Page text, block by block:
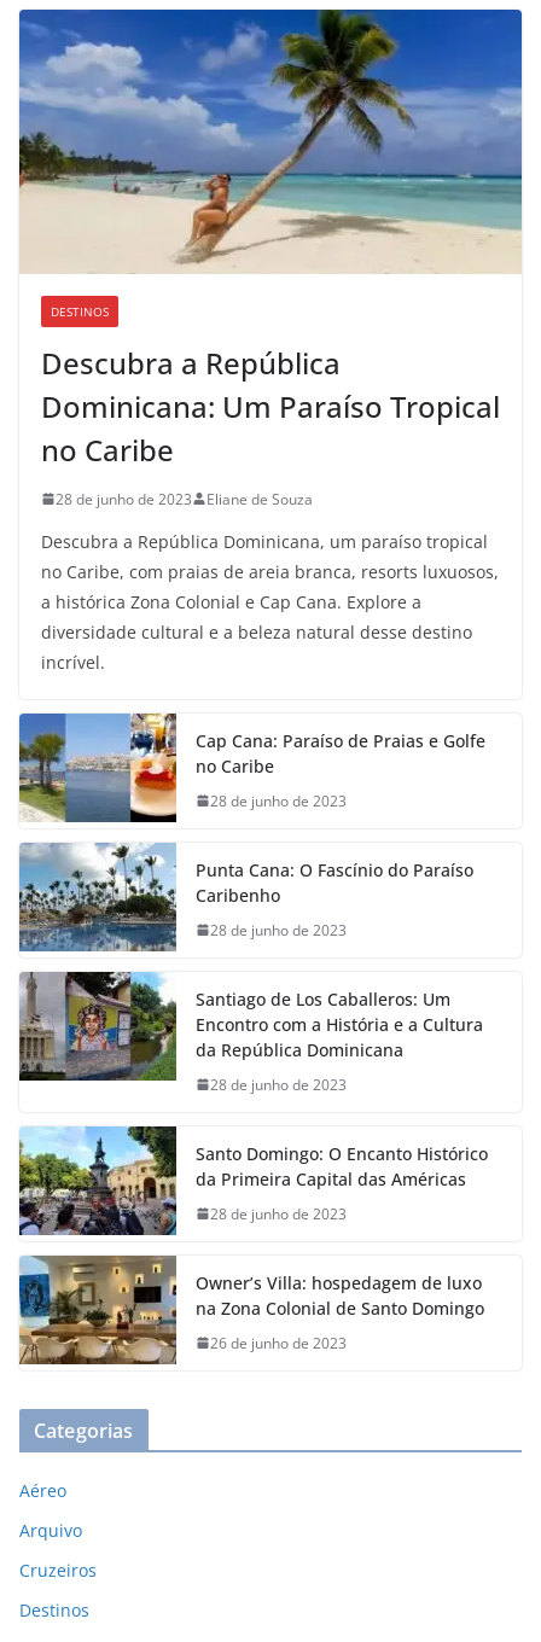
DESTINOS
Descubra a República
Dominicana: Um Paraíso Tropical
no Caribe
28 de junho de 2023 Eliane de Souza
Descubra a República Dominicana, um paraíso tropical
no Caribe, com praias de areia branca, resorts luxuosos,
a histórica Zona Colonial e Cap Cana. Explore a
diversidade cultural e a beleza natural desse destino
incrível.
Cap Cana: Paraíso de Praias e Golfe
no Caribe
28 de junho de 2023
Punta Cana: O Fascínio do Paraíso
Caribenho
28 de junho de 2023
Santiago de Los Caballeros: Um
Encontro com a História e a Cultura
da República Dominicana
28 de junho de 2023
Santo Domingo: O Encanto Histórico
da Primeira Capital das Américas
28 de junho de 2023
Owner’s Villa: hospedagem de luxo
na Zona Colonial de Santo Domingo
26 de junho de 2023
Categorias
Aéreo
Arquivo
Cruzeiros
Destinos